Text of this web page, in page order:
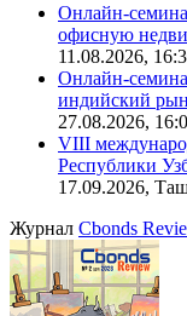
Онлайн-
офисную
11.08.2026,
Онлайн-
индийский
27.08.2026,
VIII
Республики
17.09.2026,
Журнал Cbonds